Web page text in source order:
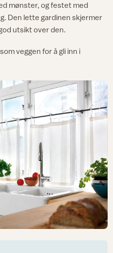
mønster, og festet med
Den lette gardinen skjermer
utsikt over den.
veggen for å gli inn i